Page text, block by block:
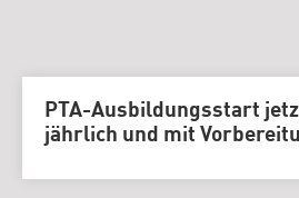
PTA-Ausbildungsstart
jährlich und mit